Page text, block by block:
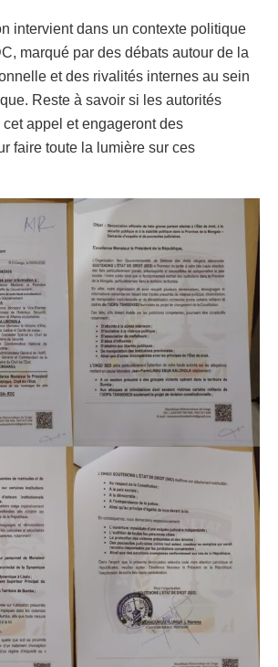
intervient dans un contexte politique
marqué par des débats autour de la
et des rivalités internes au sein
Reste à savoir si les autorités
appel et engageront des
faire toute la lumière sur ces